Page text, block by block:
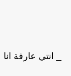
_ انتي عارفة انا